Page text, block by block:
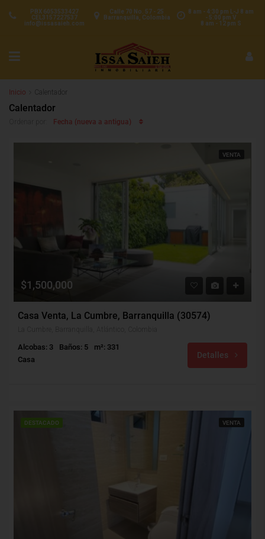
8 am - 4:30 pm L-J 8 am
- 5:00 pm V
8 am - 12 pm S
Calle 70 No. 57 - 25
Barranquilla, Colombia
PBX 6053533427
CEL3157227537
info@issasaieh.com
Inicio Calentador
Calentador
Fecha (nueva a antigua)
VENTA
$1,500,000
Casa Venta, La Cumbre, Barranquilla (30574)
Alcobas: 3 Baños: 5
m²: 331
Casa
Detalles
DESTACADO VENTA